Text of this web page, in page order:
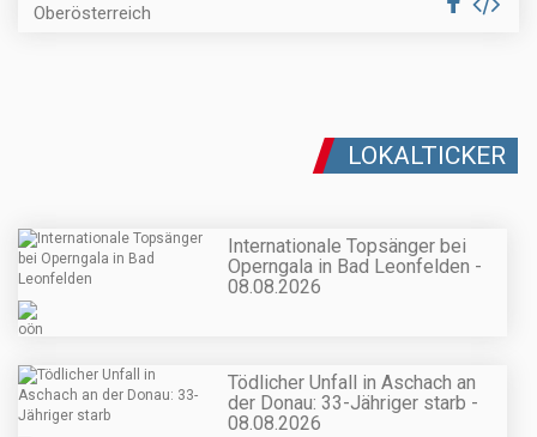
Oberösterreich
LOKALTICKER
Internationale Topsänger bei
Operngala in Bad Leonfelden -
08.08.2026
Tödlicher Unfall in Aschach an
der Donau: 33-Jähriger starb -
08.08.2026